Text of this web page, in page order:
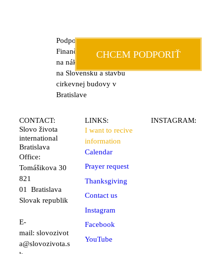
Podporte našu službu!
Finančná podpora smeruje
na náklady s evanjelizáciami
na Slovensku a stavbu
cirkevnej budovy v
Bratislave
CHCEM PODPORIŤ
CONTACT:
Slovo života
international
Bratislava
Office:
Tomášikova 30
821
01 Bratislava
Slovak republik
E-
mail: slovozivot
a@slovozivota.s
LINKS:
I want to recive
information
Calendar
Prayer request
Thanksgiving
Contact us
Instagram
Facebook
YouTube
INSTAGRAM: